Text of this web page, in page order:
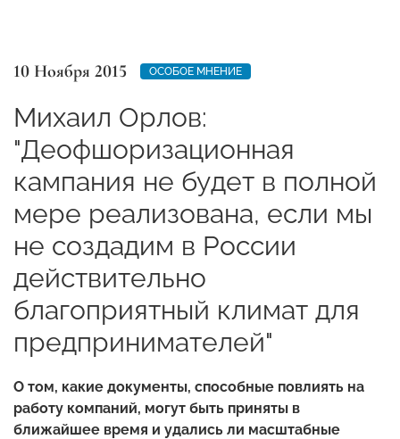
10 Ноября 2015 ОСОБОЕ МНЕНИЕ
Михаил Орлов:
"Деофшоризационная
кампания не будет в полной
мере реализована, если мы
не создадим в России
действительно
благоприятный климат для
предпринимателей"
О том, какие документы, способные повлиять на
работу компаний, могут быть приняты в
ближайшее время и удались ли масштабные